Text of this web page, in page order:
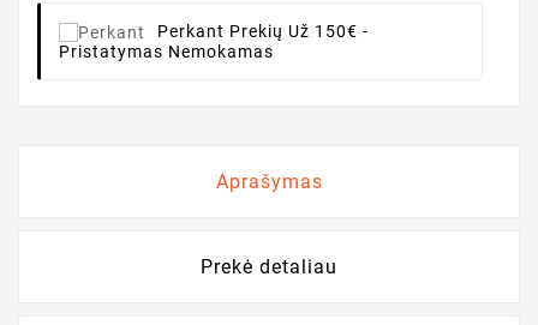
Perkant Prekių Už 150€ -
Pristatymas Nemokamas
Aprašymas
Prekė detaliau